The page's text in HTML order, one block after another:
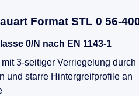
Format STL 0 56-
0/N nach EN 1143-1
3-seitiger Verriegelung durch
und starre Hintergreifprofile an